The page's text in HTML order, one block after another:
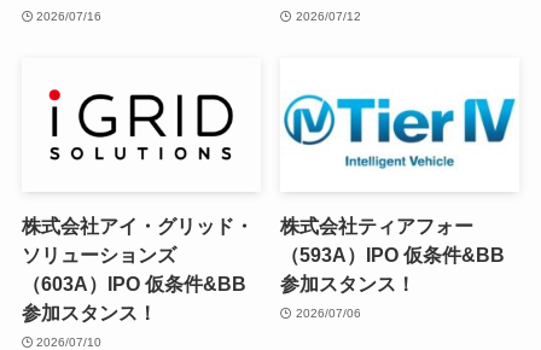
2026/07/16 2026/07/12
株式会社アイ・グリッド・
ソリューションズ
（603A）IPO 仮条件&BB
参加スタンス！
2026/07/10
株式会社ティアフォー
（593A）IPO 仮条件&BB
参加スタンス！
2026/07/06